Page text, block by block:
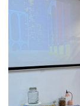
Нажимая "Подписаться",